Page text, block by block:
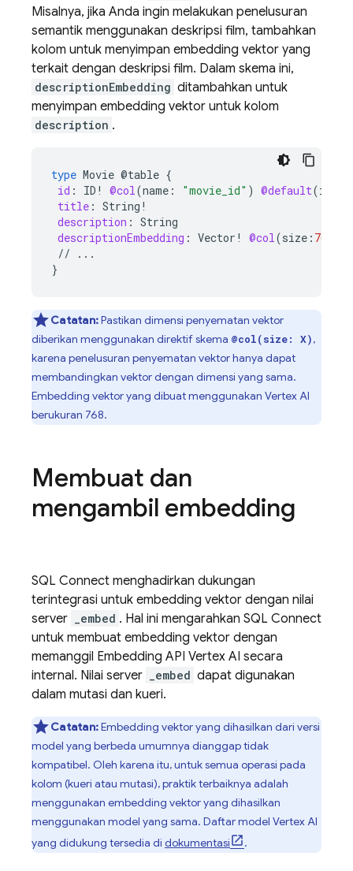
Misalnya, jika Anda ingin melakukan penelusuran
semantik menggunakan deskripsi film, tambahkan
kolom untuk menyimpan embedding vektor yang
terkait dengan deskripsi film. Dalam skema ini,
descriptionEmbedding ditambahkan untuk
menyimpan embedding vektor untuk kolom
description .
type Movie @table {
id : ID ! @col(name : "movie_id" ) @default(id
title : String !
description : String
descriptionEmbedding : Vector ! @col(size : 768
//
...
}
Catatan:Pastikan dimensi penyematan vektor
diberikan menggunakan direktif skema @col(size: X),
karena penelusuran penyematan vektor hanya dapat
membandingkan vektor dengan dimensi yang sama.
Embedding vektor yang dibuat menggunakan Vertex AI
berukuran 768.
Membuat dan
mengambil embedding
SQL Connect menghadirkan dukungan
terintegrasi untuk embedding vektor dengan nilai
server
_embed . Hal ini mengarahkan SQL Connect
untuk membuat embedding vektor dengan
memanggil Embedding API Vertex AI secara
internal. Nilai server
_embed dapat digunakan
dalam mutasi dan kueri.
Catatan:Embedding vektor yang dihasilkan dari versi
model yang berbeda umumnya dianggap tidak
kompatibel. Oleh karena itu, untuk semua operasi pada
kolom (kueri atau mutasi), praktik terbaiknya adalah
menggunakan embedding vektor yang dihasilkan
menggunakan model yang sama. Daftar model Vertex AI
yang didukung tersedia di dokumentasi .